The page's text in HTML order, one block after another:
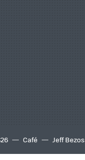
Café Jeff Bezos